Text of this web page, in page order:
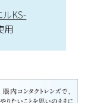
ルKS-
用